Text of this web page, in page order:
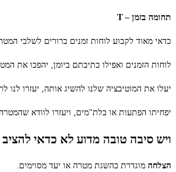
תחומה בזמן – T
כדאי מאוד לקבוע לוחות זמנים ברורים לשלבי
לוחות הזמנים ואפילו כתיבתם ביומן, יהפכו את
יעלו את המוטיבציה שלנו להשיג אותה, יעזרו לנו
יפחיתו הפתעות או בלת"מים, ויעזרו לוודא
ויש סיבה טובה מדוע לא כדאי
הצלחה מוגדרת כהשגת מטרה או יעד מסוימים.